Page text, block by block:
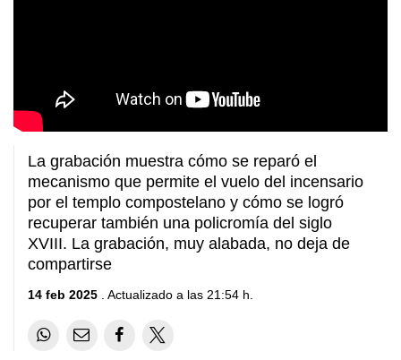
La grabación muestra cómo se reparó el
mecanismo que permite el vuelo del incensario
por el templo compostelano y cómo se logró
recuperar también una policromía del siglo
XVIII. La grabación, muy alabada, no deja de
compartirse
14 feb 2025 . Actualizado a las 21:54 h.